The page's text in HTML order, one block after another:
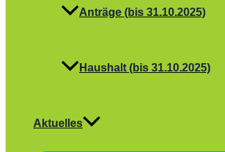
Anträge (bis 31.10.2025)
Haushalt (bis 31.10.2025)
Aktuelles